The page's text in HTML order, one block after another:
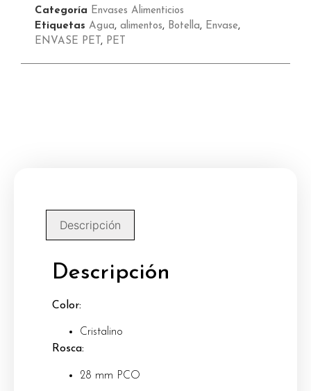
Categoría Envases Alimenticios
Etiquetas Agua, alimentos, Botella, Envase,
ENVASE PET , PET
Descripción
Descripción
Color:
Cristalino
Rosca:
28 mm PCO